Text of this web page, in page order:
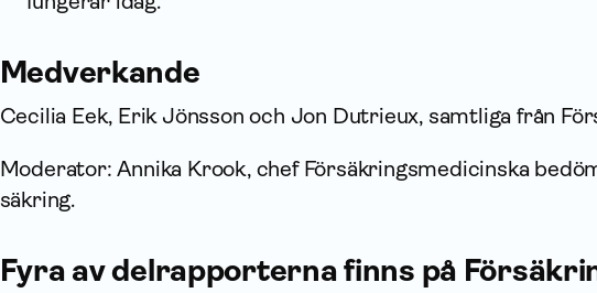
Medverkande
Cecilia Eek, Erik Jönsson och Jon Dutrieux, samtliga från
Moderator: Annika Krook, chef Försäkringsmedicinska
säkring.
Fyra av delrapporterna finns på